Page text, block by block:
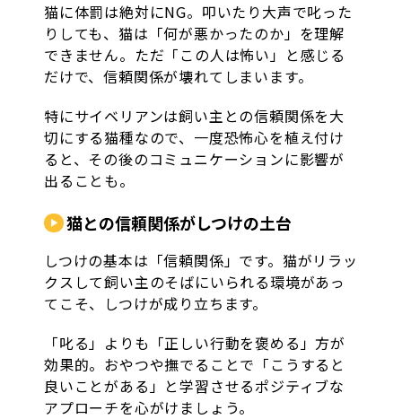
猫に体罰は絶対にNG。叩いたり大声で叱った
りしても、猫は「何が悪かったのか」を理解
できません。ただ「この人は怖い」と感じる
だけで、信頼関係が壊れてしまいます。
特にサイベリアンは飼い主との信頼関係を大
切にする猫種なので、一度恐怖心を植え付け
ると、その後のコミュニケーションに影響が
出ることも。
猫との信頼関係がしつけの土台
しつけの基本は「信頼関係」です。猫がリラッ
クスして飼い主のそばにいられる環境があっ
てこそ、しつけが成り立ちます。
「叱る」よりも「正しい行動を褒める」方が
効果的。おやつや撫でることで「こうすると
良いことがある」と学習させるポジティブな
アプローチを心がけましょう。